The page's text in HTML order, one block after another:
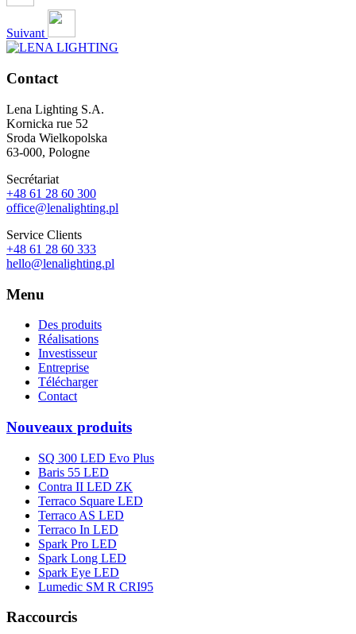
Suivant
Contact
Lena Lighting S.A.
Kornicka rue 52
Sroda Wielkopolska
63-000, Pologne
Secrétariat
+48 61 28 60 300
office@lenalighting.pl
Service Clients
+48 61 28 60 333
hello@lenalighting.pl
Menu
Des produits
Réalisations
Investisseur
Entreprise
Télécharger
Contact
Nouveaux produits
SQ 300 LED Evo Plus
Baris 55 LED
Contra II LED ZK
Terraco Square LED
Terraco AS LED
Terraco In LED
Spark Pro LED
Spark Long LED
Spark Eye LED
Lumedic SM R CRI95
Raccourcis